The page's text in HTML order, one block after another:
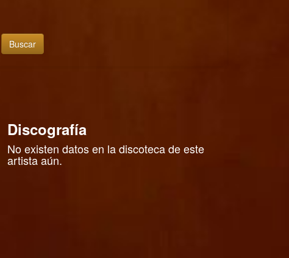
Buscar
Discografía
No existen datos en la discoteca de este
artista aún.